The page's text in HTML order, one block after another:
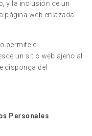
y la inclusión de un
página web enlazada
permite el
un sitio web ajeno al
disponga del
Personales